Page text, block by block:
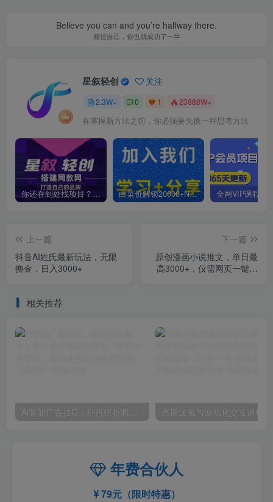
Believe you can and you’re halfway there.
相信自己，你也就成功了一半
星叙轻创 关注
2.3W+ 0 1 23888W+
在掌握新方法之前，你必须要先换一种思考方法
你还在到处找项目？还在当韭菜？我靠卖项目一个月收入5万+，曾经我也是个失败者。 白菜价解锁20000+N个赚钱机会，加入星叙轻创会员，全站资源免费学习。
上一篇
抖音AI姓氏最新玩法，无限
撸金，日入3000+
下一篇
原创漫画小说推文，单日最
高3000+，仅需网页一键生
相关推荐
Ai智能广告挂G，别再瞎折腾了！这个全自动挂G项目，新手当天见钱，告别频繁换项目的烦恼【揭秘】
年费合伙人
79元（限时特惠）